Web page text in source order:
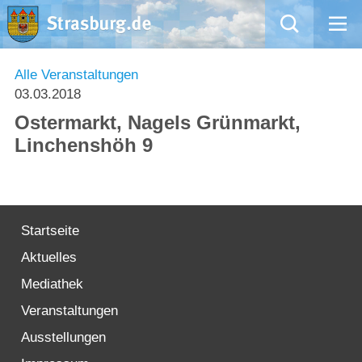
Mängelmeldung
Rathaus
Wirtschaft
Alle Veranstaltungen
03.03.2018
Ostermarkt, Nagels Grünmarkt,
Linchenshöh 9
Startseite
Aktuelles
Mediathek
Veranstaltungen
Ausstellungen